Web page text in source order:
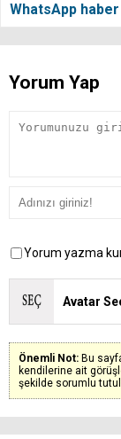
WhatsApp haber
Yorum Yap
Yorum yazma
Avatar
Önemli Not: Bu
kendilerine ait
şekilde sorumlu